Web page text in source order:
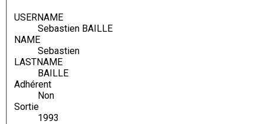
USERNAME
Sebastien BAILLE
NAME
Sebastien
LASTNAME
BAILLE
Adhérent
Non
Sortie
1993